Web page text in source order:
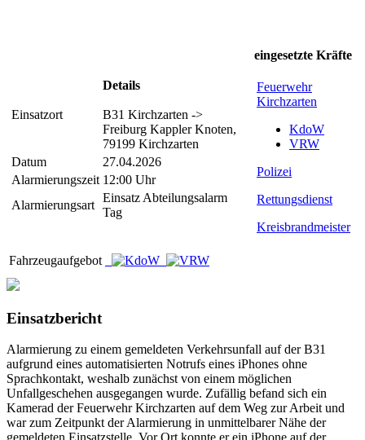
Einsatzort
Details
B31 Kirchzarten ->
Freiburg Kappler Knoten,
79199 Kirchzarten
Datum
27.04.2026
Alarmierungszeit 12:00 Uhr
Alarmierungsart
Einsatz Abteilungsalarm
Tag
eingesetzte Kräfte
Feuerwehr
Kirchzarten
KdoW
VRW
Polizei
Rettungsdienst
Kreisbrandmeister
Fahrzeugaufgebot
Einsatzbericht
Alarmierung zu einem gemeldeten Verkehrsunfall auf der B31
aufgrund eines automatisierten Notrufs eines iPhones ohne
Sprachkontakt, weshalb zunächst von einem möglichen
Unfallgeschehen ausgegangen wurde. Zufällig befand sich ein
Kamerad der Feuerwehr Kirchzarten auf dem Weg zur Arbeit und
war zum Zeitpunkt der Alarmierung in unmittelbarer Nähe der